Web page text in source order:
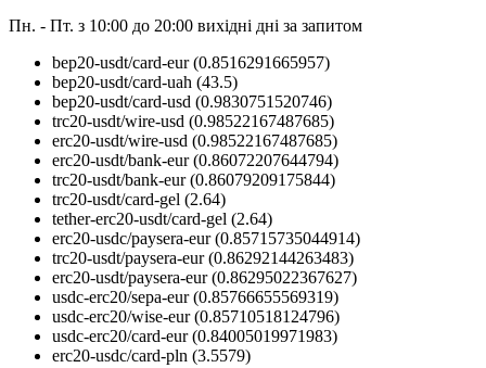
Пн. - Пт. з 10:00 до 20:00 вихідні дні за запитом
bep20-usdt/card-eur (0.8516291665957)
bep20-usdt/card-uah (43.5)
bep20-usdt/card-usd (0.9830751520746)
trc20-usdt/wire-usd (0.98522167487685)
erc20-usdt/wire-usd (0.98522167487685)
erc20-usdt/bank-eur (0.86072207644794)
trc20-usdt/bank-eur (0.86079209175844)
trc20-usdt/card-gel (2.64)
tether-erc20-usdt/card-gel (2.64)
erc20-usdc/paysera-eur (0.85715735044914)
trc20-usdt/paysera-eur (0.86292144263483)
erc20-usdt/paysera-eur (0.86295022367627)
usdc-erc20/sepa-eur (0.85766655569319)
usdc-erc20/wise-eur (0.85710518124796)
usdc-erc20/card-eur (0.84005019971983)
erc20-usdc/card-pln (3.5579)